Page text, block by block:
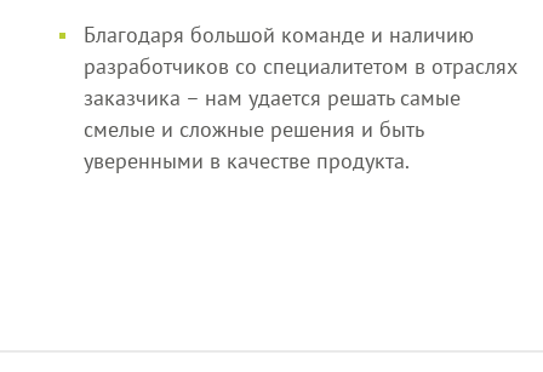
Благодаря большой команде и наличию
разработчиков со специалитетом в отраслях
заказчика – нам удается решать самые
смелые и сложные решения и быть
уверенными в качестве продукта.